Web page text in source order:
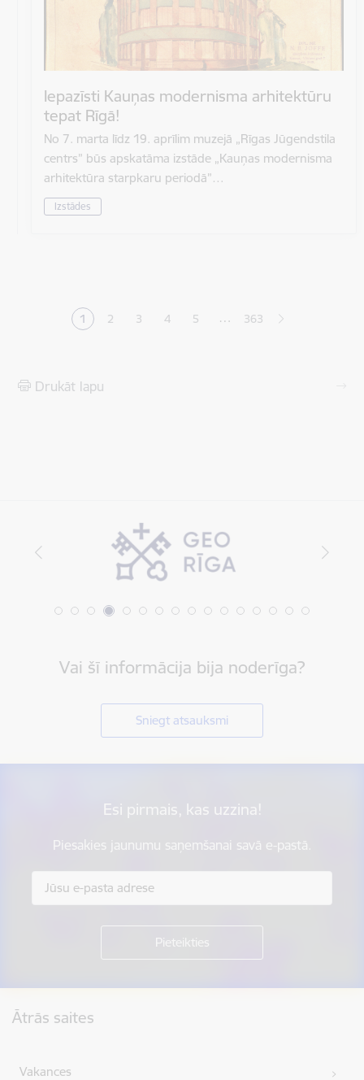
Iepazīsti Kauņas modernisma arhitektūru
tepat Rīgā!
No 7. marta līdz 19. aprīlim muzejā „Rīgas Jūgendstila
centrs” būs apskatāma izstāde „Kauņas modernisma
arhitektūra starpkaru periodā”…
Izstādes
Pašreizējā lapa
1 Lapa
2 Lapa
3 Lapa
4 Lapa
5 … 363
Drukāt lapu
Vai šī informācija bija noderīga?
Sniegt atsauksmi
Esi pirmais, kas uzzina!
Piesakies jaunumu saņemšanai savā e-pastā.
Ātrās saites
Vakances